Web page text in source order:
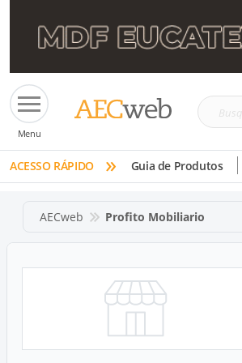
Menu
Busque
tinta,
etc
ACESSO RÁPIDO » Guia de Produtos
AECweb Profito Mobiliario